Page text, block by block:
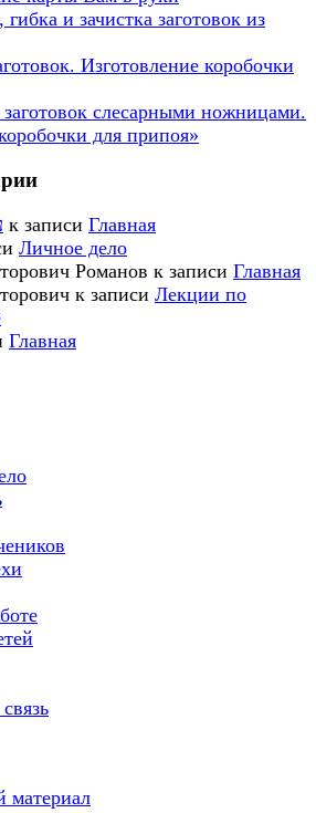
и зачистка заготовок из
Изготовление коробочки
слесарными ножницами.
для припоя»
к записи Главная
Личное дело
Романов к записи Главная
к записи Лекции по
Главная
материал